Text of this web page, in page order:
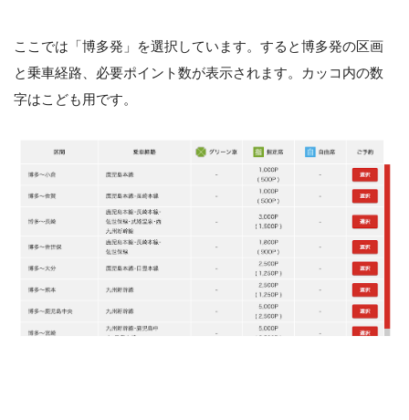
ここでは「博多発」を選択しています。すると博多発の区画
と乗車経路、必要ポイント数が表示されます。カッコ内の数
字はこども用です。